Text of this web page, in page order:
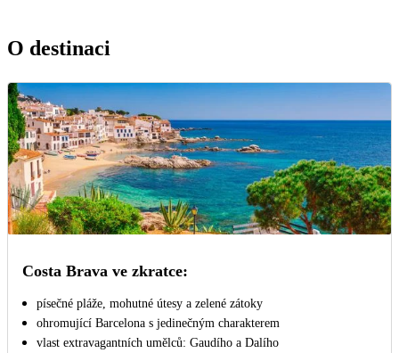
O destinaci
Costa Brava ve zkratce:
písečné pláže, mohutné útesy a zelené zátoky
ohromující Barcelona s jedinečným charakterem
vlast extravagantních umělců: Gaudího a Dalího